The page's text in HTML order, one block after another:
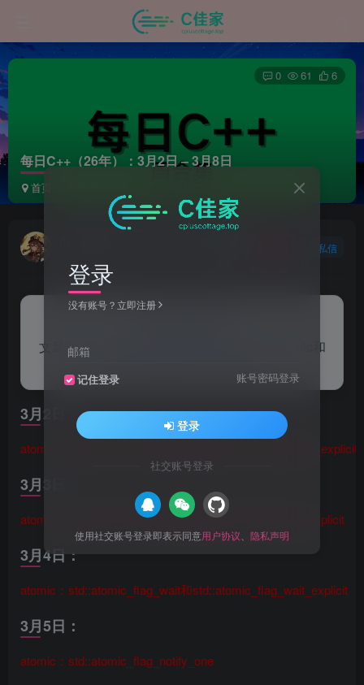
每日C++（26年）：3月2日 – 3月8日
首页
0 61 6
私信
来自AI助手的总结
文章记录了3月2日至3月8日间关于C++中atomic和
3月2日：
atomic：std::atomic_flag_clear和std::atomic_flag_clear_explicit
3月3日：
atomic：std::atomic_flag_test和std::atomic_flag_test_explicit
3月4日：
atomic：std::atomic_flag_wait和std::atomic_flag_wait_explicit
3月5日：
atomic：std::atomic_flag_notify_one
登录
没有账号？立即注册
邮箱
记住登录 账号密码登录
登录
社交账号登录
使用社交账号登录即表示同意用户协议 隐私声明